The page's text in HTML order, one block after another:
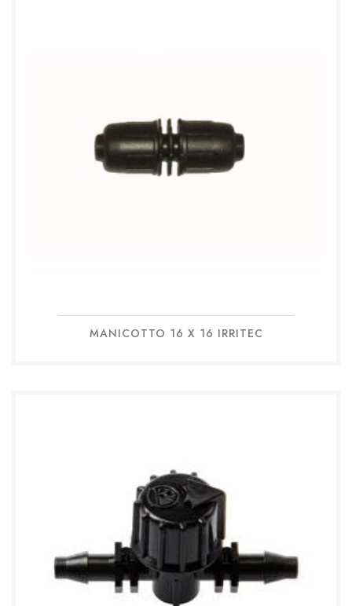
MANICOTTO 16 X 16 IRRITEC